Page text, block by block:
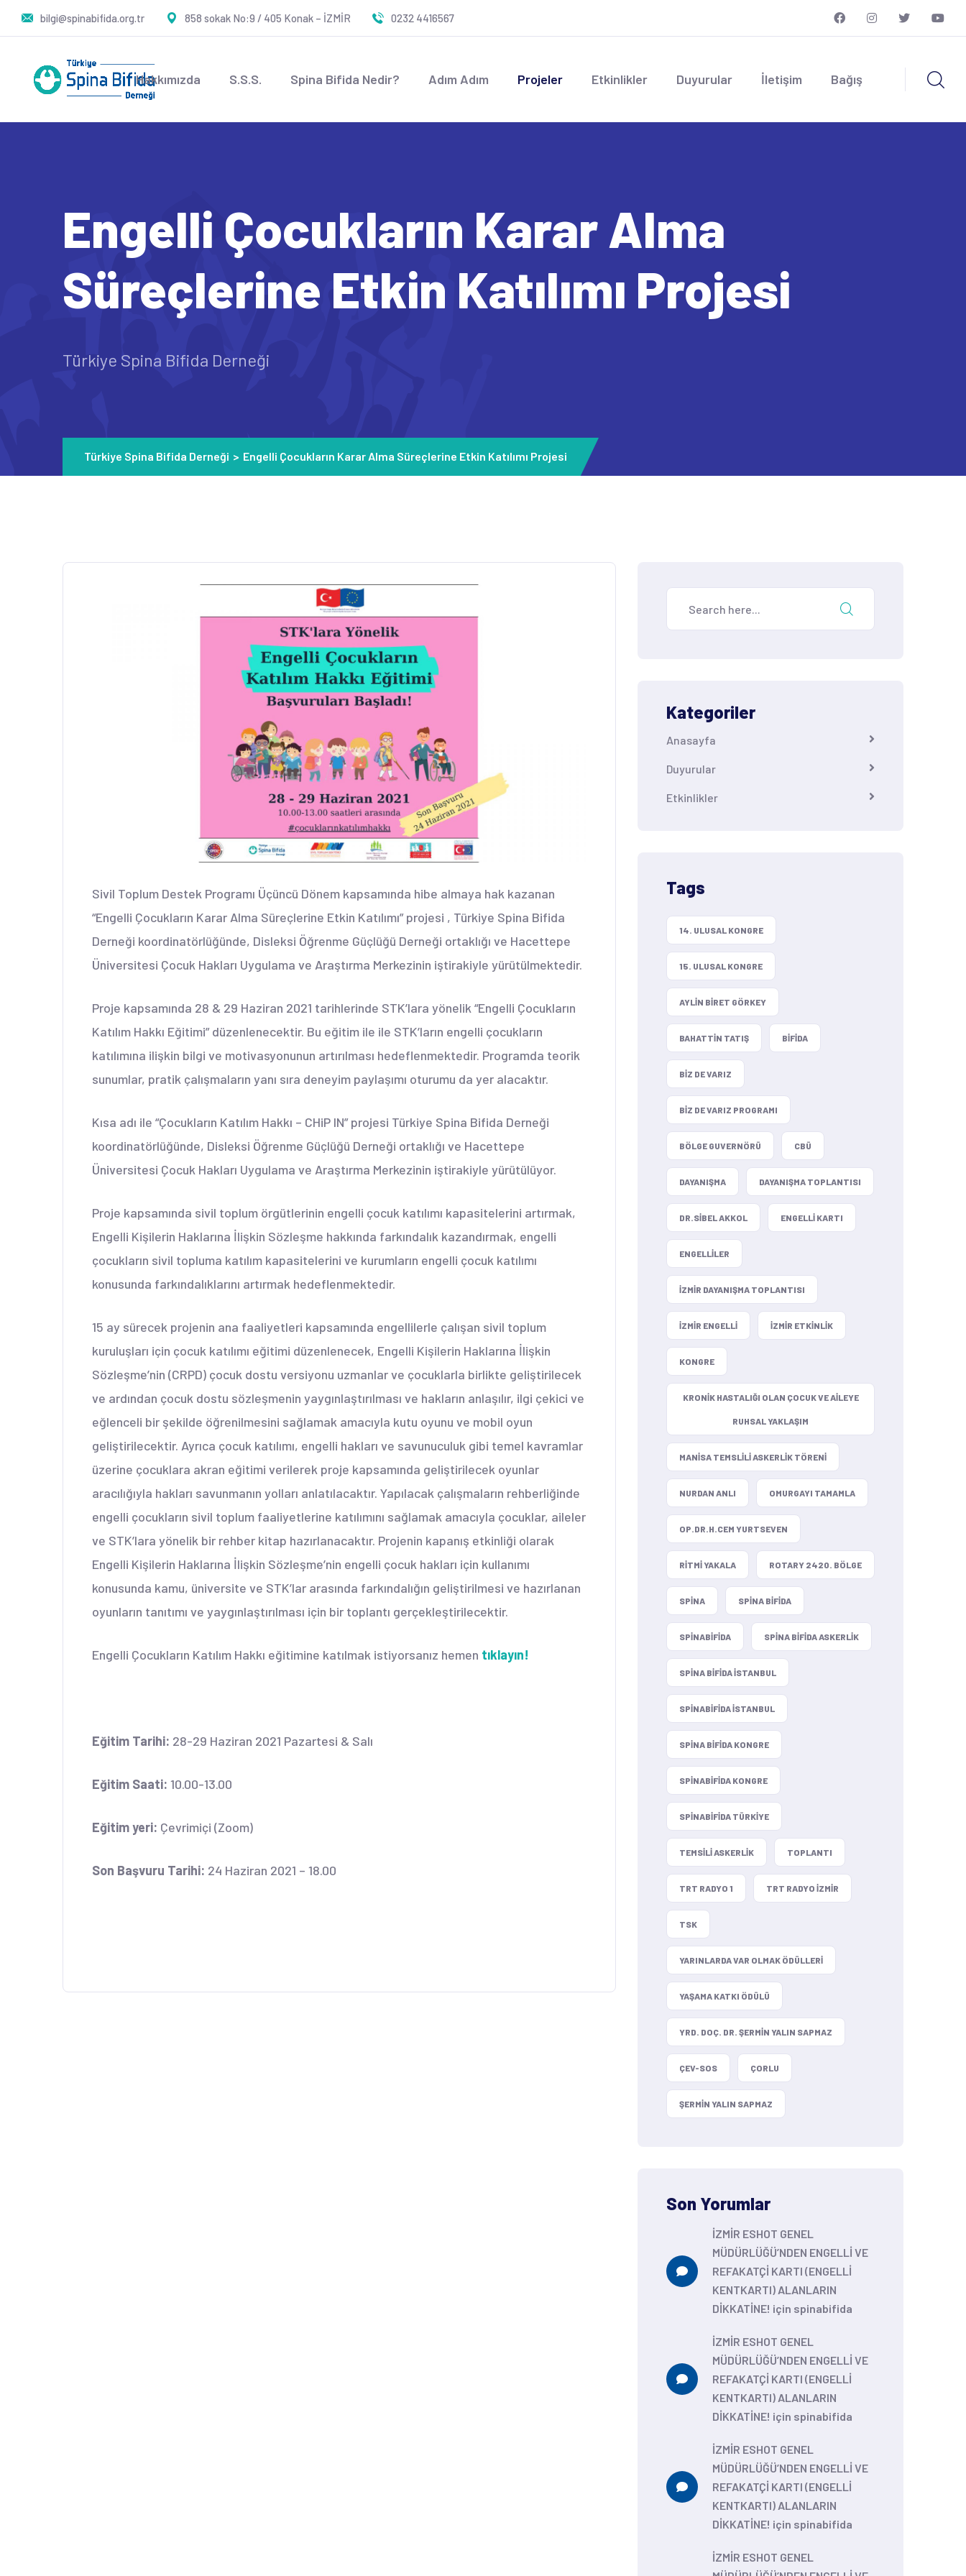
bilgi@spinabifida.org.tr 858 sokak No:9 / 405 Konak – İZMİR 0232 4416567
Hakkımızda S.S.S. Spina Bifida Nedir? Adım Adım Projeler Etkinlikler Duyurular İletişim Bağış
Engelli Çocukların Karar Alma
Süreçlerine Etkin Katılımı Projesi
Türkiye Spina Bifida Derneği
Türkiye Spina Bifida Derneği > Engelli Çocukların Karar Alma Süreçlerine Etkin Katılımı Projesi
Sivil Toplum Destek Programı Üçüncü Dönem kapsamında hibe almaya hak kazanan
“Engelli Çocukların Karar Alma Süreçlerine Etkin Katılımı” projesi , Türkiye Spina Bifida
Derneği koordinatörlüğünde, Disleksi Öğrenme Güçlüğü Derneği ortaklığı ve Hacettepe
Üniversitesi Çocuk Hakları Uygulama ve Araştırma Merkezinin iştirakiyle yürütülmektedir.
Proje kapsamında 28 & 29 Haziran 2021 tarihlerinde STK’lara yönelik “Engelli Çocukların
Katılım Hakkı Eğitimi” düzenlenecektir. Bu eğitim ile ile STK’ların engelli çocukların
katılımına ilişkin bilgi ve motivasyonunun artırılması hedeflenmektedir. Programda teorik
sunumlar, pratik çalışmaların yanı sıra deneyim paylaşımı oturumu da yer alacaktır.
Kısa adı ile “Çocukların Katılım Hakkı – CHiP IN” projesi Türkiye Spina Bifida Derneği
koordinatörlüğünde, Disleksi Öğrenme Güçlüğü Derneği ortaklığı ve Hacettepe
Üniversitesi Çocuk Hakları Uygulama ve Araştırma Merkezinin iştirakiyle yürütülüyor.
Proje kapsamında sivil toplum örgütlerinin engelli çocuk katılımı kapasitelerini artırmak,
Engelli Kişilerin Haklarına İlişkin Sözleşme hakkında farkındalık kazandırmak, engelli
çocukların sivil topluma katılım kapasitelerini ve kurumların engelli çocuk katılımı
konusunda farkındalıklarını artırmak hedeflenmektedir.
15 ay sürecek projenin ana faaliyetleri kapsamında engellilerle çalışan sivil toplum
kuruluşları için çocuk katılımı eğitimi düzenlenecek, Engelli Kişilerin Haklarına İlişkin
Sözleşme’nin (CRPD) çocuk dostu versiyonu uzmanlar ve çocuklarla birlikte geliştirilecek
ve ardından çocuk dostu sözleşmenin yaygınlaştırılması ve hakların anlaşılır, ilgi çekici ve
eğlenceli bir şekilde öğrenilmesini sağlamak amacıyla kutu oyunu ve mobil oyun
geliştirilecektir. Ayrıca çocuk katılımı, engelli hakları ve savunuculuk gibi temel kavramlar
üzerine çocuklara akran eğitimi verilerek proje kapsamında geliştirilecek oyunlar
aracılığıyla hakları savunmanın yolları anlatılacaktır. Yapılacak çalışmaların rehberliğinde
engelli çocukların sivil toplum faaliyetlerine katılımını sağlamak amacıyla çocuklar, aileler
ve STK’lara yönelik bir rehber kitap hazırlanacaktır. Projenin kapanış etkinliği olarak
Engelli Kişilerin Haklarına İlişkin Sözleşme’nin engelli çocuk hakları için kullanımı
konusunda kamu, üniversite ve STK’lar arasında farkındalığın geliştirilmesi ve hazırlanan
oyunların tanıtımı ve yaygınlaştırılması için bir toplantı gerçekleştirilecektir.
Engelli Çocukların Katılım Hakkı eğitimine katılmak istiyorsanız hemen tıklayın!
Eğitim Tarihi: 28-29 Haziran 2021 Pazartesi & Salı
Eğitim Saati: 10.00-13.00
Eğitim yeri: Çevrimiçi (Zoom)
Son Başvuru Tarihi: 24 Haziran 2021 – 18.00
Kategoriler
Anasayfa
Duyurular
Etkinlikler
Tags
14. ULUSAL KONGRE
15. ULUSAL KONGRE
AYLIN BIRET GÖRKEY
BAHATTIN TATIŞ BIFIDA
BIZ DE VARIZ
BIZ DE VARIZ PROGRAMI
BÖLGE GUVERNÖRÜ CBÜ
DAYANIŞMA DAYANIŞMA TOPLANTISI
DR.SIBEL AKKOL ENGELLI KARTI
ENGELLILER
IZMIR DAYANIŞMA TOPLANTISI
IZMIR ENGELLI IZMIR ETKINLIK
KONGRE
KRONIK HASTALIĞI OLAN ÇOCUK VE AILEYE
RUHSAL YAKLAŞIM
MANISA TEMSLILI ASKERLIK TÖRENI
NURDAN ANLI OMURGAYI TAMAMLA
OP.DR.H.CEM YURTSEVEN
RITMI YAKALA ROTARY 2420. BÖLGE
SPINA SPINA BIFIDA
SPINABIFIDA SPINA BIFIDA ASKERLIK
SPINA BIFIDA ISTANBUL
SPINABIFIDA ISTANBUL
SPINA BIFIDA KONGRE
SPINABIFIDA KONGRE
SPINABIFIDA TÜRKIYE
TEMSILI ASKERLIK TOPLANTI
TRT RADYO 1 TRT RADYO IZMIR
TSK
YARINLARDA VAR OLMAK ÖDÜLLERI
YAŞAMA KATKI ÖDÜLÜ
YRD. DOÇ. DR. ŞERMIN YALIN SAPMAZ
ÇEV-SOS ÇORLU
ŞERMIN YALIN SAPMAZ
Son Yorumlar
İZMİR ESHOT GENEL
MÜDÜRLÜĞÜ’NDEN ENGELLİ VE
REFAKATÇİ KARTI (ENGELLİ
KENTKARTI) ALANLARIN
DİKKATİNE! için spinabifida
İZMİR ESHOT GENEL
MÜDÜRLÜĞÜ’NDEN ENGELLİ VE
REFAKATÇİ KARTI (ENGELLİ
KENTKARTI) ALANLARIN
DİKKATİNE! için spinabifida
İZMİR ESHOT GENEL
MÜDÜRLÜĞÜ’NDEN ENGELLİ VE
REFAKATÇİ KARTI (ENGELLİ
KENTKARTI) ALANLARIN
DİKKATİNE! için spinabifida
İZMİR ESHOT GENEL